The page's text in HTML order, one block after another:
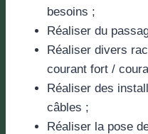
besoins ;
Réaliser du
Réaliser divers
courant fort /
Réaliser des
câbles ;
Réaliser la pose